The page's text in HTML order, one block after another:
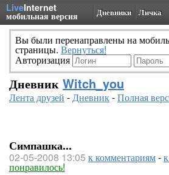
LiveInternet
мобильная версия Дневники Личка
Вы были перенаправлены на
страницы. Вернуться!
Авторизация
Дневник Witch_you
Лента друзей -Дневник-Полная
Симпашка...
02-05-2008 13:05 к комментариям-
понравилось!